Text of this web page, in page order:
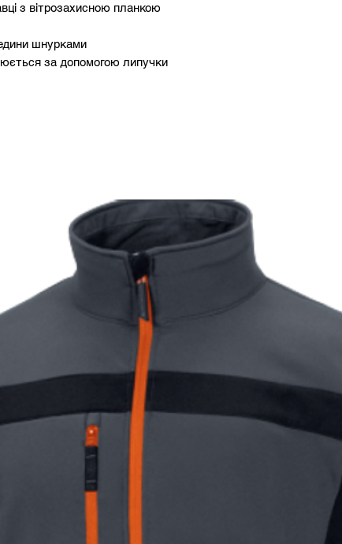
з вітрозахисною планкою
шнурками
за допомогою липучки